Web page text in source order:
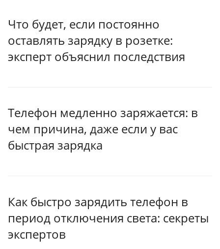
Что будет, если постоянно
оставлять зарядку в розетке:
эксперт объяснил последствия
Телефон медленно заряжается: в
чем причина, даже если у вас
быстрая зарядка
Как быстро зарядить телефон в
период отключения света: секреты
экспертов